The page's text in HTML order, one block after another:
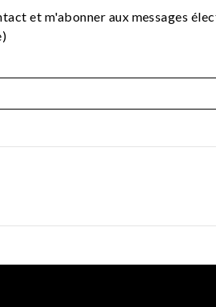
et m'abonner aux messages